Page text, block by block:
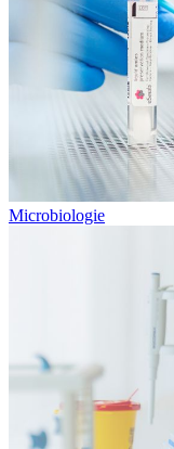
Microbiologie